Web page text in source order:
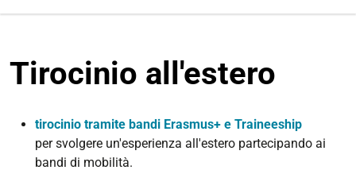
Tirocinio all'estero
tirocinio tramite bandi Erasmus+ e Traineeship
per svolgere un'esperienza all'estero partecipando ai
bandi di mobilità.